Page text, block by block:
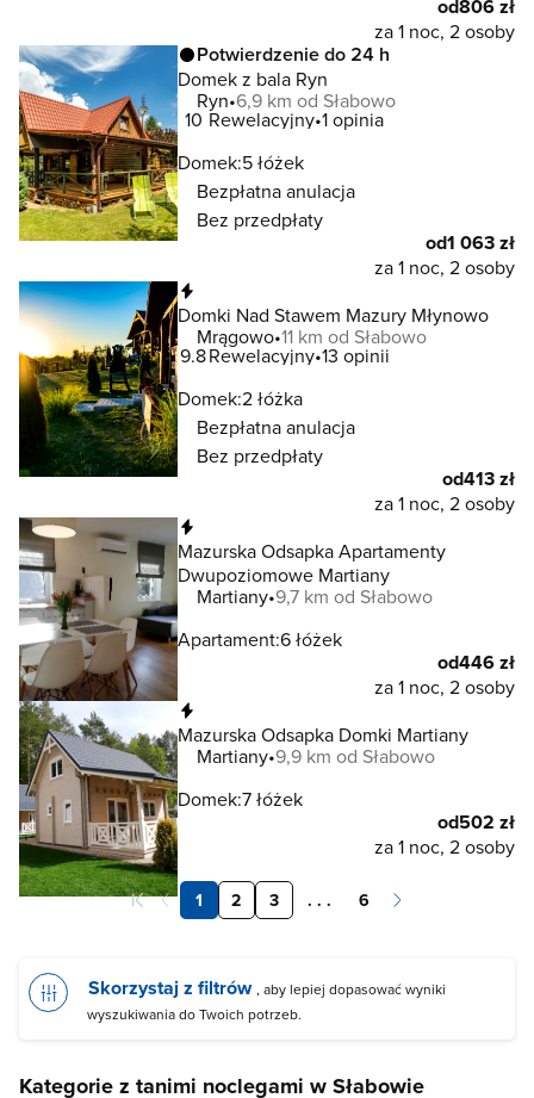
od806 zł
za 1 noc, 2 osoby
Potwierdzenie do 24 h
Domek z bala Ryn
Ryn 6,9 km od Słabowo
10 Rewelacyjny 1 opinia
Domek:5 łóżek
Bezpłatna anulacja
Bez przedpłaty
od1 063 zł
za 1 noc, 2 osoby
Domki Nad Stawem Mazury Młynowo
Mrągowo 11 km od Słabowo
9.8Rewelacyjny 13 opinii
Domek:2 łóżka
Bezpłatna anulacja
Bez przedpłaty
od413 zł
za 1 noc, 2 osoby
Mazurska Odsapka Apartamenty
Dwupoziomowe Martiany
Martiany 9,7 km od Słabowo
Apartament:6 łóżek
od446 zł
za 1 noc, 2 osoby
Mazurska Odsapka Domki Martiany
Martiany 9,9 km od Słabowo
Domek:7 łóżek
od502 zł
za 1 noc, 2 osoby
1 2 3 . . . 6
Skorzystaj z filtrów , aby lepiej dopasować wyniki
wyszukiwania do Twoich potrzeb.
Kategorie z tanimi noclegami w Słabowie